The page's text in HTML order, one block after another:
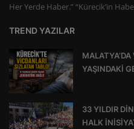
Her Yerde Haber.” “Kürecik’in
TREND YAZILAR
YAŞINDAKİ
33 YILDIR
HALK